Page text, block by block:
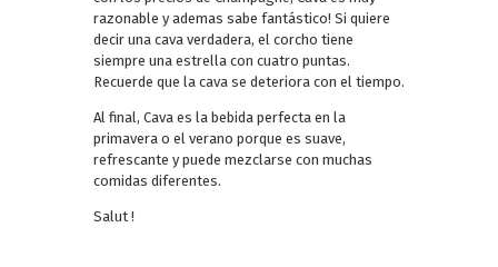
razonable y ademas sabe fantástico! Si quiere
decir una cava verdadera, el corcho tiene
siempre una estrella con cuatro puntas.
Recuerde que la cava se deteriora con el tiempo.
Al final, Cava es la bebida perfecta en la
primavera o el verano porque es suave,
refrescante y puede mezclarse con muchas
comidas diferentes.
Salut !